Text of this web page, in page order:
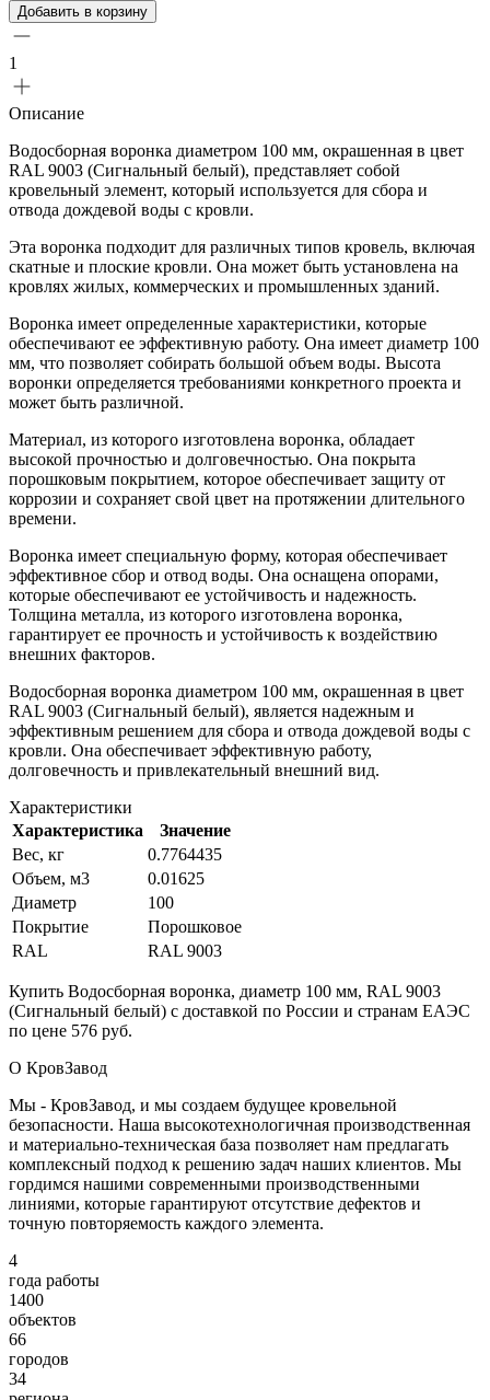
Добавить в корзину
1
Описание
Водосборная воронка диаметром 100 мм, окрашенная в цвет
RAL 9003 (Сигнальный белый), представляет собой
кровельный элемент, который используется для сбора и
отвода дождевой воды с кровли.
Эта воронка подходит для различных типов кровель, включая
скатные и плоские кровли. Она может быть установлена на
кровлях жилых, коммерческих и промышленных зданий.
Воронка имеет определенные характеристики, которые
обеспечивают ее эффективную работу. Она имеет диаметр 100
мм, что позволяет собирать большой объем воды. Высота
воронки определяется требованиями конкретного проекта и
может быть различной.
Материал, из которого изготовлена воронка, обладает
высокой прочностью и долговечностью. Она покрыта
порошковым покрытием, которое обеспечивает защиту от
коррозии и сохраняет свой цвет на протяжении длительного
времени.
Воронка имеет специальную форму, которая обеспечивает
эффективное сбор и отвод воды. Она оснащена опорами,
которые обеспечивают ее устойчивость и надежность.
Толщина металла, из которого изготовлена воронка,
гарантирует ее прочность и устойчивость к воздействию
внешних факторов.
Водосборная воронка диаметром 100 мм, окрашенная в цвет
RAL 9003 (Сигнальный белый), является надежным и
эффективным решением для сбора и отвода дождевой воды с
кровли. Она обеспечивает эффективную работу,
долговечность и привлекательный внешний вид.
Характеристики
Характеристика
Значение
Вес, кг
0.7764435
Объем, м3
0.01625
Диаметр
100
Покрытие
Порошковое
RAL
RAL 9003
Купить Водосборная воронка, диаметр 100 мм, RAL 9003
(Сигнальный белый) с доставкой по России и странам ЕАЭС
по цене 576 руб.
О КровЗавод
Мы - КровЗавод, и мы создаем будущее кровельной
безопасности. Наша высокотехнологичная производственная
и материально-техническая база позволяет нам предлагать
комплексный подход к решению задач наших клиентов. Мы
гордимся нашими современными производственными
линиями, которые гарантируют отсутствие дефектов и
точную повторяемость каждого элемента.
4
года работы
1400
объектов
66
городов
34